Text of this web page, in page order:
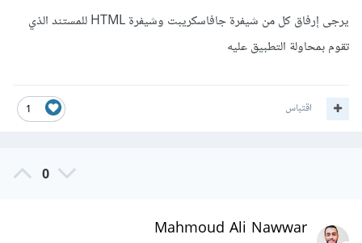
يرجى إرفاق كل من شيفرة جافاسكريبت وشيفرة HTML للمستند الذي
تقوم بمحاولة التطبيق عليه
1 اقتباس
0
Mahmoud Ali Nawwar